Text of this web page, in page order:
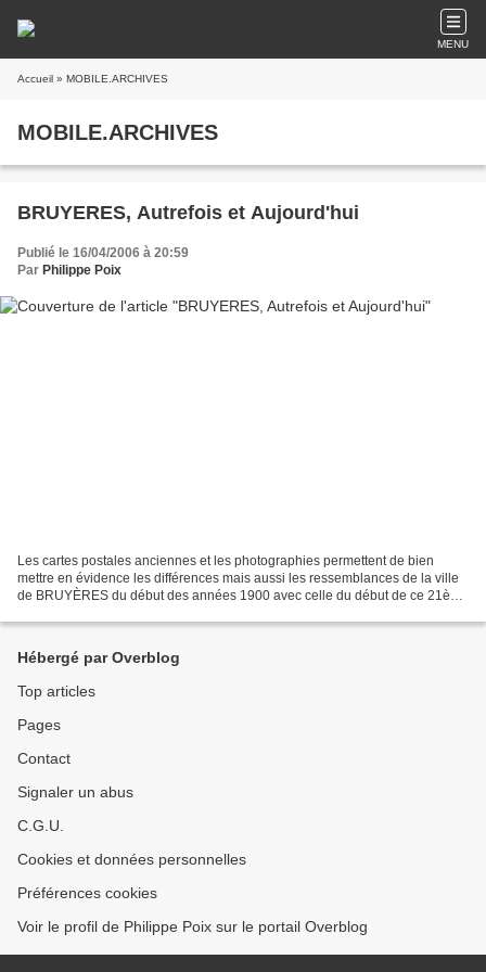
MENU
Accueil » MOBILE.ARCHIVES
MOBILE.ARCHIVES
BRUYERES, Autrefois et Aujourd'hui
Publié le 16/04/2006 à 20:59
Par Philippe Poix
Les cartes postales anciennes et les photographies permettent de bien
mettre en évidence les différences mais aussi les ressemblances de la ville
de BRUYÈRES du début des années 1900 avec celle du début de ce 21ème
Hébergé par Overblog
Top articles
Pages
Contact
Signaler un abus
C.G.U.
Cookies et données personnelles
Préférences cookies
Voir le profil de Philippe Poix sur le portail Overblog